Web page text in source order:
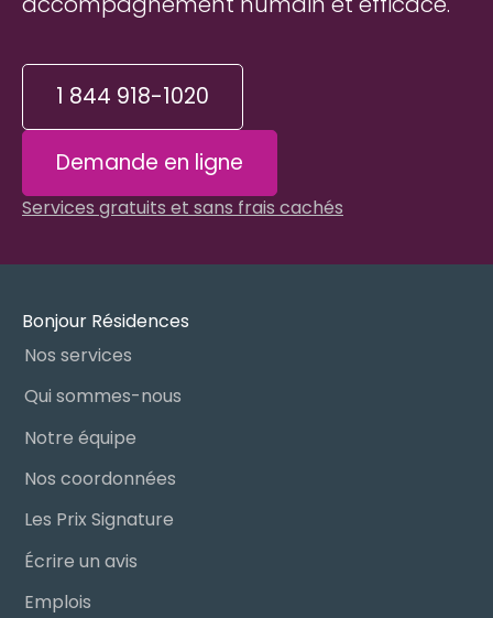
1 844 918-1020
Demande en ligne
Services gratuits et sans frais cachés
Bonjour Résidences
Nos services
Qui sommes-nous
Notre équipe
Nos coordonnées
Les Prix Signature
Écrire un avis
Emplois